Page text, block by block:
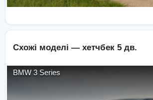
Схожі моделі — хетчбек 5 дв.
BMW 3 Series